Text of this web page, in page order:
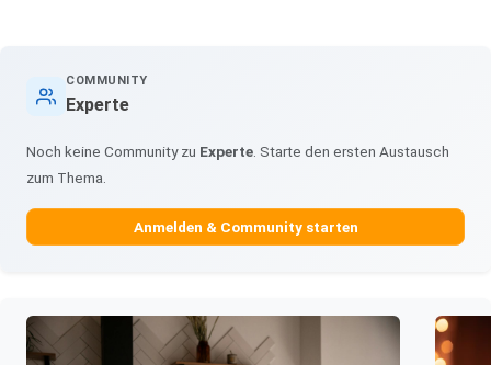
COMMUNITY
Experte
Noch keine Community zu Experte . Starte den ersten Austausch
zum Thema.
Anmelden & Community starten